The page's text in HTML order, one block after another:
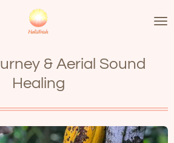
& Aerial Sound
Healing